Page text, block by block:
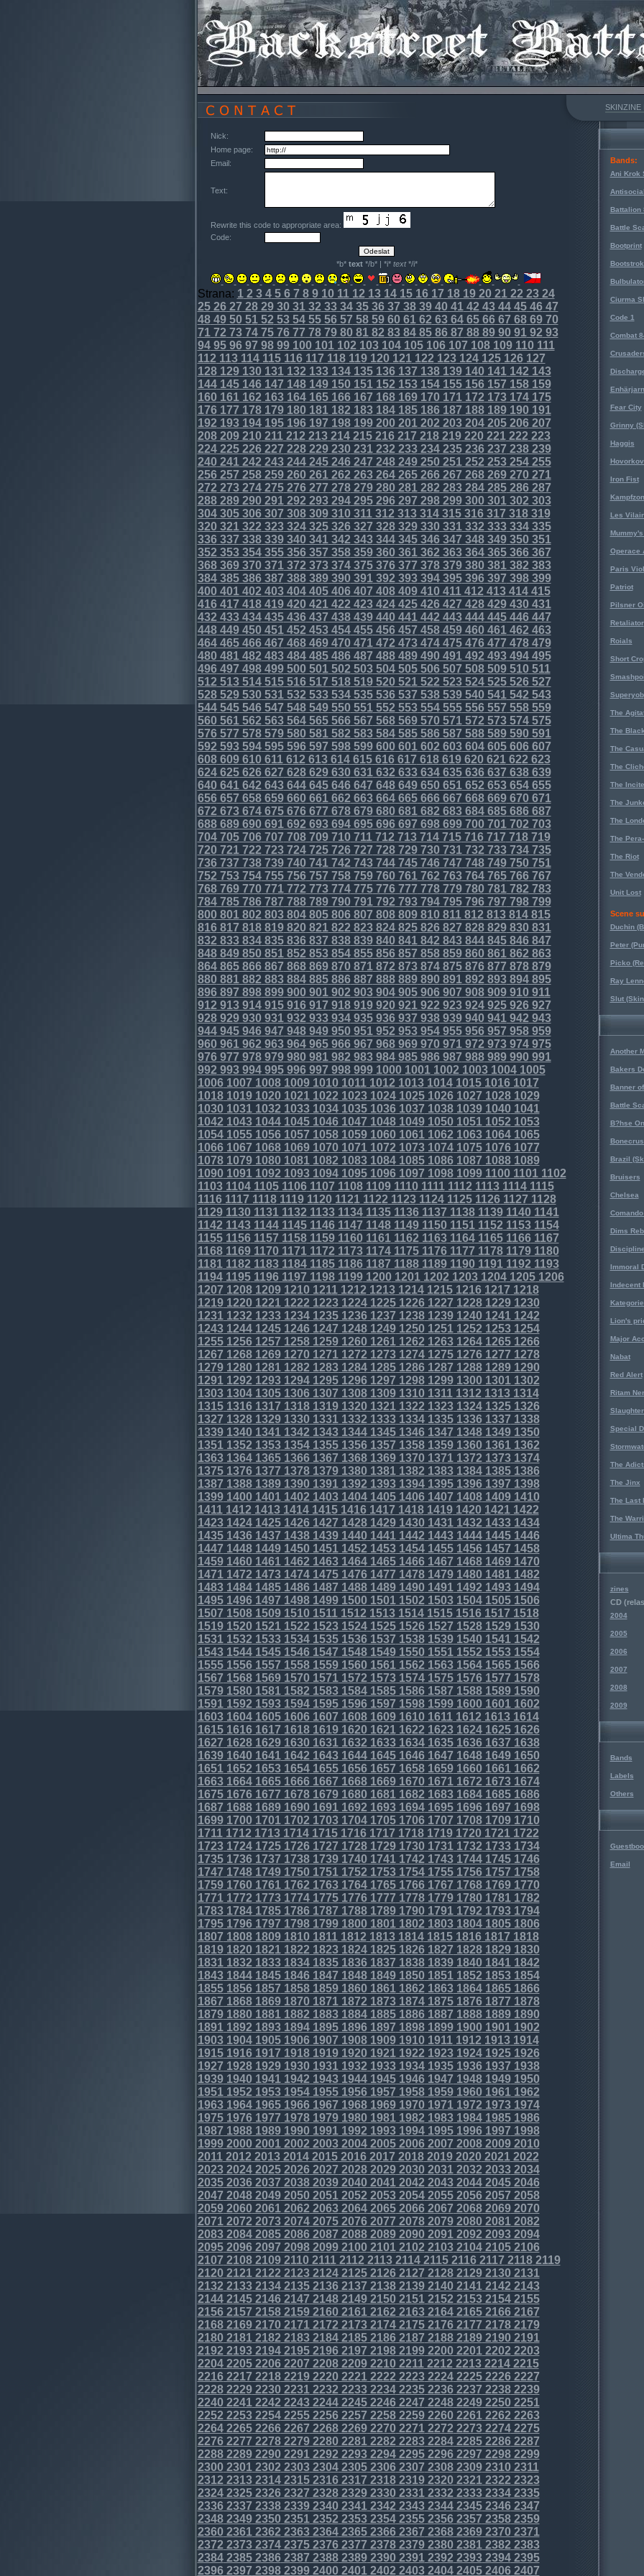
SKINZINE
Nick:
Home page:
Email:
Text:
Rewrite this code to appropriate area:
Code:
*b* text*/b* | *i* text*/i*
Strana: 12 34567 89101112 1314151617 1819202122 2324
252627 2829303132 3334353637 3839404142 4344454647
4849505152 5354555657 5859606162 6364656667 686970
7172 7374757677 7879808182 8384858687 8889909192 93
94959697 9899100101102 103104105106107 108109110111
112 113114115116117 118119120121122 123124125126127
128129130131132 133134135136137 138139140141142 143
144145146147 148149150151152 153154155156157 158159
160161162 163164165166167 168169170171172 173174175
176177 178179180181182 183184185186187 188189190191
192 193194195196197 198199200201202 203204205206207
208209210211212 213214215216217 218219220221222 223
224225226227 228229230231232 233234235236237 238239
240241242 243244245246247 248249250251252 253254255
256257 258259260261262 263264265266267 268269270271
272 273274275276277 278279280281282 283284285286287
288289290291292 293294295296297 298299300301302 303
304305306307 308309310311312 313314315316317 318319
320321322 323324325326327 328329330331332 333334335
336337 338339340341342 343344345346347 348349350351
352 353354355356357 358359360361362 363364365366367
368369370371372 373374375376377 378379380381382 383
384385386387 388389390391392 393394395396397 398399
400401402 403404405406407 408409410411412 413414415
416417 418419420421422 423424425426427 428429430431
432 433434435436437 438439440441442 443444445446447
448449450451452 453454455456457 458459460461462 463
464465466467 468469470471472 473474475476477 478479
480481482 483484485486487 488489490491492 493494495
496497 498499500501502 503504505506507 508509510511
512 513514515516517 518519520521522 523524525526527
528529530531532 533534535536537 538539540541542 543
544545546547 548549550551552 553554555556557 558559
560561562 563564565566567 568569570571572 573574575
576577 578579580581582 583584585586587 588589590591
592 593594595596597 598599600601602 603604605606607
608609610611612 613614615616617 618619620621622 623
624625626627 628629630631632 633634635636637 638639
640641642 643644645646647 648649650651652 653654655
656657 658659660661662 663664665666667 668669670671
672 673674675676677 678679680681682 683684685686687
688689690691692 693694695696697 698699700701702 703
704705706707 708709710711712 713714715716717 718719
720721722 723724725726727 728729730731732 733734735
736737 738739740741742 743744745746747 748749750751
752 753754755756757 758759760761762 763764765766767
768769770771772 773774775776777 778779780781782 783
784785786787 788789790791792 793794795796797 798799
800801802 803804805806807 808809810811812 813814815
816817 818819820821822 823824825826827 828829830831
832 833834835836837 838839840841842 843844845846847
848849850851852 853854855856857 858859860861862 863
864865866867 868869870871872 873874875876877 878879
880881882 883884885886887 888889890891892 893894895
896897 898899900901902 903904905906907 908909910911
912 913914915916917 918919920921922 923924925926927
928929930931932 933934935936937 938939940941942 943
944945946947 948949950951952 953954955956957 958959
960961962 963964965966967 968969970971972 973974975
976977 978979980981982 983984985986987 988989990991
992 993994995996997 998999100010011002 100310041005
10061007 10081009101010111012 10131014101510161017
10181019102010211022 10231024102510261027 10281029
103010311032 10331034103510361037 1038103910401041
1042 10431044104510461047 10481049105010511052 1053
1054105510561057 10581059106010611062 106310641065
10661067 10681069107010711072 10731074107510761077
10781079108010811082 10831084108510861087 10881089
109010911092 10931094109510961097 10981099110011011102
11031104110511061107 11081109111011111112 111311141115
11161117 11181119112011211122 11231124112511261127 1128
1129113011311132 11331134113511361137 1138113911401141
1142 11431144114511461147 11481149115011511152 11531154
115511561157 11581159116011611162 11631164116511661167
11681169117011711172 11731174117511761177 117811791180
11811182 11831184118511861187 11881189119011911192 1193
1194119511961197 11981199120012011202 1203120412051206
1207 12081209121012111212 12131214121512161217 1218
1219122012211222 12231224122512261227 122812291230
12311232 12331234123512361237 12381239124012411242
12431244124512461247 12481249125012511252 12531254
125512561257 12581259126012611262 1263126412651266
1267 12681269127012711272 12731274127512761277 1278
1279128012811282 12831284128512861287 128812891290
12911292 12931294129512961297 12981299130013011302
13031304130513061307 13081309131013111312 13131314
131513161317 13181319132013211322 1323132413251326
1327 13281329133013311332 13331334133513361337 1338
1339134013411342 13431344134513461347 134813491350
13511352 13531354135513561357 13581359136013611362
13631364136513661367 13681369137013711372 13731374
137513761377 13781379138013811382 1383138413851386
1387 13881389139013911392 13931394139513961397 1398
1399140014011402 14031404140514061407 140814091410
14111412 14131414141514161417 14181419142014211422
14231424142514261427 14281429143014311432 14331434
143514361437 14381439144014411442 1443144414451446
1447 14481449145014511452 14531454145514561457 1458
1459146014611462 14631464146514661467 146814691470
14711472 14731474147514761477 14781479148014811482
14831484148514861487 14881489149014911492 14931494
149514961497 14981499150015011502 1503150415051506
1507 15081509151015111512 15131514151515161517 1518
1519152015211522 15231524152515261527 152815291530
15311532 15331534153515361537 15381539154015411542
15431544154515461547 15481549155015511552 15531554
155515561557 15581559156015611562 1563156415651566
1567 15681569157015711572 15731574157515761577 1578
1579158015811582 15831584158515861587 158815891590
15911592 15931594159515961597 15981599160016011602
16031604160516061607 16081609161016111612 16131614
161516161617 16181619162016211622 1623162416251626
1627 16281629163016311632 16331634163516361637 1638
1639164016411642 16431644164516461647 164816491650
16511652 16531654165516561657 16581659166016611662
16631664166516661667 16681669167016711672 16731674
167516761677 16781679168016811682 1683168416851686
1687 16881689169016911692 16931694169516961697 1698
1699170017011702 17031704170517061707 170817091710
17111712 17131714171517161717 17181719172017211722
17231724172517261727 17281729173017311732 17331734
173517361737 17381739174017411742 1743174417451746
1747 17481749175017511752 17531754175517561757 1758
1759176017611762 17631764176517661767 176817691770
17711772 17731774177517761777 17781779178017811782
17831784178517861787 17881789179017911792 17931794
179517961797 17981799180018011802 1803180418051806
1807 18081809181018111812 18131814181518161817 1818
1819182018211822 18231824182518261827 182818291830
18311832 18331834183518361837 18381839184018411842
18431844184518461847 18481849185018511852 18531854
185518561857 18581859186018611862 1863186418651866
1867 18681869187018711872 18731874187518761877 1878
1879188018811882 18831884188518861887 188818891890
18911892 18931894189518961897 18981899190019011902
19031904190519061907 19081909191019111912 19131914
191519161917 19181919192019211922 1923192419251926
1927 19281929193019311932 19331934193519361937 1938
1939194019411942 19431944194519461947 194819491950
19511952 19531954195519561957 19581959196019611962
19631964196519661967 19681969197019711972 19731974
197519761977 19781979198019811982 1983198419851986
1987 19881989199019911992 19931994199519961997 1998
1999200020012002 20032004200520062007 200820092010
20112012 20132014201520162017 20182019202020212022
20232024202520262027 20282029203020312032 20332034
203520362037 20382039204020412042 2043204420452046
2047 20482049205020512052 20532054205520562057 2058
2059206020612062 20632064206520662067 206820692070
20712072 20732074207520762077 20782079208020812082
20832084208520862087 20882089209020912092 20932094
209520962097 20982099210021012102 2103210421052106
2107 21082109211021112112 21132114211521162117 21182119
212021212122 21232124212521262127 2128212921302131
2132 21332134213521362137 21382139214021412142 2143
2144214521462147 21482149215021512152 215321542155
21562157 21582159216021612162 21632164216521662167
21682169217021712172 21732174217521762177 21782179
218021812182 21832184218521862187 2188218921902191
2192 21932194219521962197 21982199220022012202 2203
2204220522062207 22082209221022112212 221322142215
22162217 22182219222022212222 22232224222522262227
22282229223022312232 22332234223522362237 22382239
224022412242 22432244224522462247 2248224922502251
2252 22532254225522562257 22582259226022612262 2263
2264226522662267 22682269227022712272 227322742275
22762277 22782279228022812282 22832284228522862287
22882289229022912292 22932294229522962297 22982299
230023012302 23032304230523062307 2308230923102311
2312 23132314231523162317 23182319232023212322 2323
2324232523262327 23282329233023312332 233323342335
23362337 23382339234023412342 23432344234523462347
23482349235023512352 23532354235523562357 23582359
236023612362 23632364236523662367 2368236923702371
2372 23732374237523762377 23782379238023812382 2383
2384238523862387 23882389239023912392 239323942395
23962397 23982399240024012402 24032404240524062407
Bands:
Ani Krok
Battalion
Battle
Bootprint
Ciurma
Code 1
Combat
Fear City
Grinny
Haggis
Iron Fist
Les
Operace
Paris
Patriot
Pilsner
Retaliator
Roials
Short
Superyob
The
The
The
The
The
The
The
The
The Riot
The
Unit Lost
Scene
Duchin
Peter
Picko
Ray
Slut
Another
Bakers
Banner
Battle
B?hse
Brazil
Bruisers
Chelsea
Dims
Immoral
Indecent
Lion's
Major
Nabat
Red Alert
Ritam
Special
The
The Jinx
The Last
The
Ultima
zines
CD
2004
2005
2006
2007
2008
2009
Bands
Labels
Others
Email